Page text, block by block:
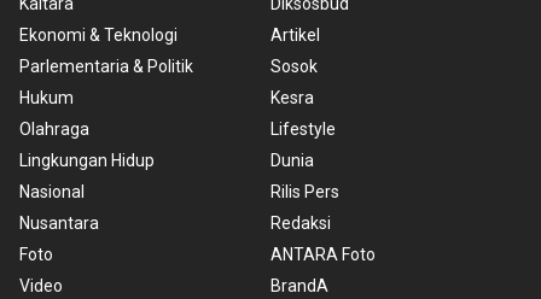
Ekonomi & Teknologi
Parlementaria & Politik
Hukum
Olahraga
Lingkungan Hidup
Nasional
Nusantara
Foto
Video
Artikel
Sosok
Kesra
Lifestyle
Dunia
Rilis Pers
Redaksi
ANTARA Foto
BrandA